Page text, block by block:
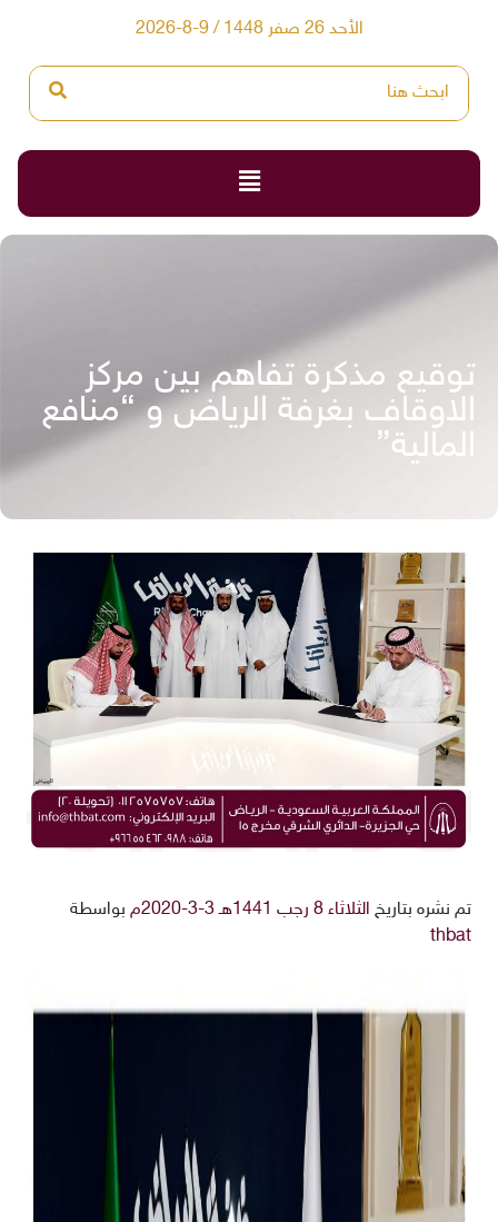
الأحد 26 صفر 1448 / 9-8-2026
توقيع مذكرة تفاهم بين مركز
الاوقاف بغرفة الرياض و “منافع
المالية”
تم نشره بتاريخ الثلاثاء 8 رجب 1441هـ 3-3-2020م
بواسطة
thbat